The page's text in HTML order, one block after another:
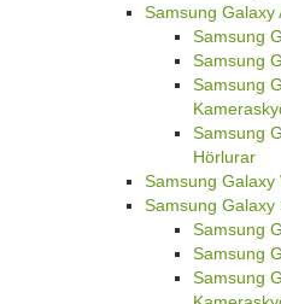
Samsung Galaxy
Samsung
Samsung
Samsung
Samsung
Hörlurar
Samsung Galaxy
Samsung Galaxy
Samsung
Samsung
Samsung